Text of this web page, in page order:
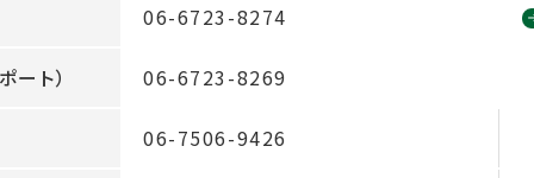
06-6723-8274
ト） 06-6723-8269
06-7506-9426